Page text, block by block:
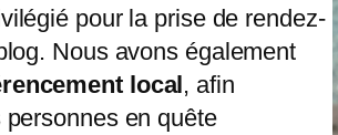
pour la prise de rendez-
Nous avons également
local, afin
personnes en quête